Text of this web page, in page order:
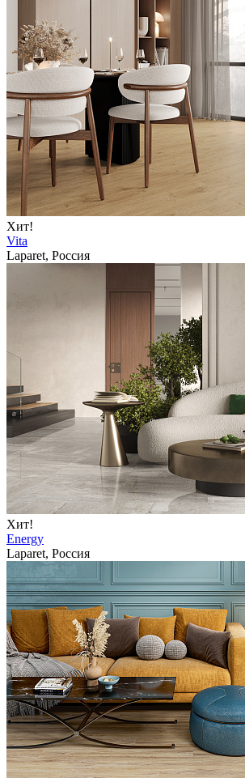
Хит!
Vita
Laparet, Россия
Хит!
Energy
Laparet, Россия